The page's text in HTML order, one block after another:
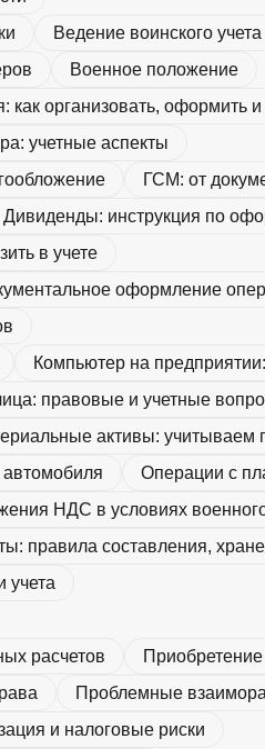
Ведение воинского
Военное положение
как организовать, оформить
учетные аспекты
ГСМ: от
Дивиденды: инструкция по
в учете
оформление
Компьютер на
правовые и учетные
активы: учитываем
Операции с
НДС в условиях
правила составления,
учета
расчетов
Проблемные
и налоговые риски